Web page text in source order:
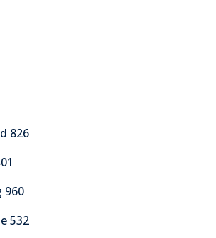
826
960
532